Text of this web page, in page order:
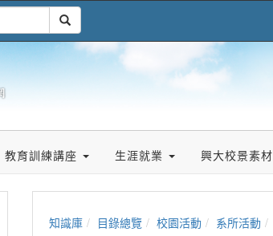
教育訓練講座 生涯就業 興大校景素材
知識庫 目錄總覽 校園活動 系所活動